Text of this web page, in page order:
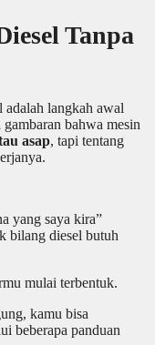
Tanpa
adalah langkah awal
bahwa mesin
asap, tapi tentang
yang saya kira”
bilang diesel butuh
mulai terbentuk.
kamu bisa
beberapa panduan